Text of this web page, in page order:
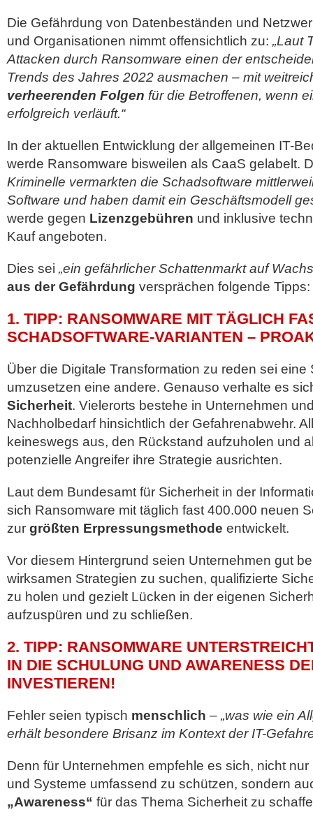
Die Gefährdung von Datenbeständen und
und Organisationen nimmt offensichtlich zu: „Laut
Attacken durch Ransomware einen der
Trends des Jahres 2022 ausmachen – mit
verheerenden Folgen für die Betroffenen, wenn
erfolgreich verläuft.“
In der aktuellen Entwicklung der allgemeinen IT-
werde Ransomware bisweilen als CaaS gelabelt.
Kriminelle vermarkten die Schadsoftware
Software und haben damit ein Geschäftsmodell
werde gegen Lizenzgebühren und inklusive
Kauf angeboten.
Dies sei „ein gefährlicher Schattenmarkt auf
aus der Gefährdung versprächen folgende Tipps:
1. TIPP: RANSOMWARE MIT TÄGLICH
SCHADSOFTWARE-VARIANTEN –
Über die Digitale Transformation zu reden sei
umzusetzen eine andere. Genauso verhalte es
Sicherheit. Vielerorts bestehe in Unternehmen
Nachholbedarf hinsichtlich der Gefahrenabwehr.
keineswegs aus, den Rückstand aufzuholen und
potenzielle Angreifer ihre Strategie ausrichten.
Laut dem Bundesamt für Sicherheit in der
sich Ransomware mit täglich fast 400.000 neuen
zur größten Erpressungsmethode entwickelt.
Vor diesem Hintergrund seien Unternehmen gut
wirksamen Strategien zu suchen, qualifizierte
zu holen und gezielt Lücken in der eigenen
aufzuspüren und zu schließen.
2. TIPP: RANSOMWARE
IN DIE SCHULUNG UND AWARENESS
INVESTIEREN!
Fehler seien typisch menschlich – „was wie ein
erhält besondere Brisanz im Kontext der IT-
Denn für Unternehmen empfehle es sich, nicht
und Systeme umfassend zu schützen, sondern
„Awareness“ für das Thema Sicherheit zu